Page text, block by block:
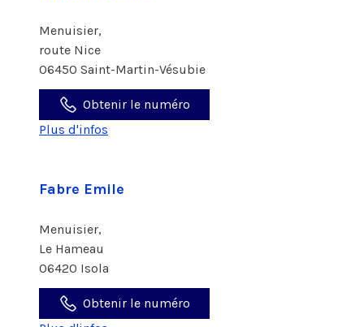
Menuisier,
route Nice
06450 Saint-Martin-Vésubie
Obtenir le numéro
Plus d'infos
Fabre Emile
Menuisier,
Le Hameau
06420 Isola
Obtenir le numéro